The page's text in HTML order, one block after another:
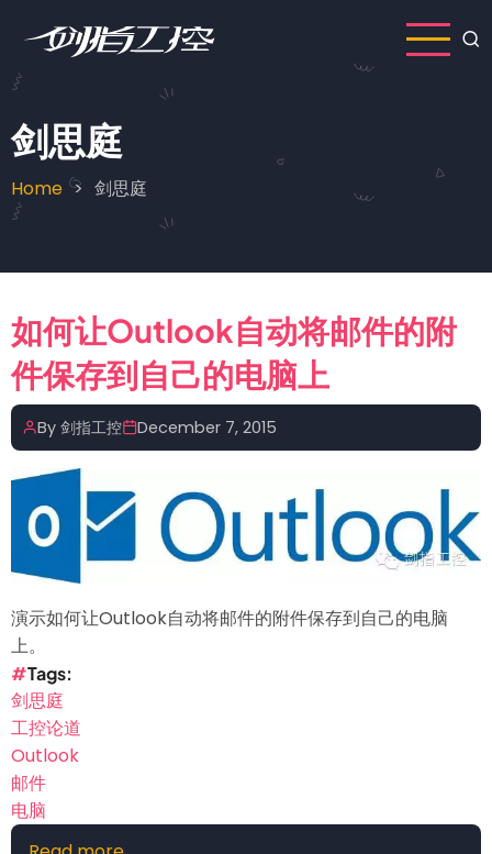
main
content
剑思庭
Breadcrumb
Home 剑思庭
如何让Outlook自动将邮件的附
件保存到自己的电脑上
By 剑指工控 December 7, 2015
演示如何让Outlook自动将邮件的附件保存到自己的电脑
上。
Tags
剑思庭
工控论道
Outlook
邮件
电脑